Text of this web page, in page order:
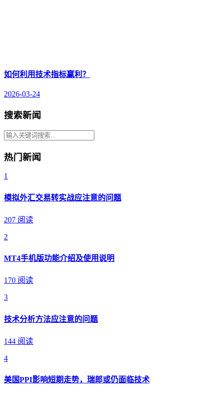
如何利用技术指标赢利？
2026-03-24
搜索新闻
热门新闻
1
模拟外汇交易转实战应注意的问题
207 阅读
2
MT4手机版功能介绍及使用说明
170 阅读
3
技术分析方法应注意的问题
144 阅读
4
美国PPI影响短期走势，瑞郎或仍面临技术